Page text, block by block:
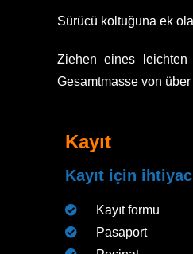
Sürücü koltuğuna ek
Ziehen eines leichten
Gesamtmasse von
Kayıt
Kayıt için
Kayıt formu
Pasaport